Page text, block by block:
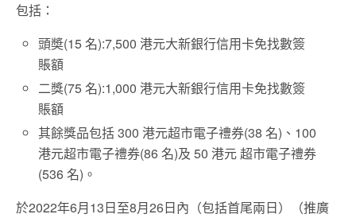
包括：
頭奬(15 名):7,500 港元大新銀行信用卡免找數簽
賬額
二獎(75 名):1,000 港元大新銀行信用卡免找數簽
賬額
其餘獎品包括 300 港元超市電子禮券(38 名)、100
港元超市電子禮券(86 名)及 50 港元 超市電子禮券
(536 名)。
於2022年6月13日至8月26日內（包括首尾兩日）（推廣